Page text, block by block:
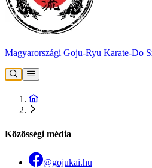
Magyarországi Goju-Ryu Karate-Do
Közösségi média
@gojukai.hu